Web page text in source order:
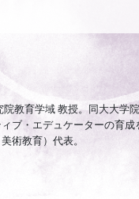
教育学域 教授。同大大学
ブ・エデュケーターの育
術教育）代表。